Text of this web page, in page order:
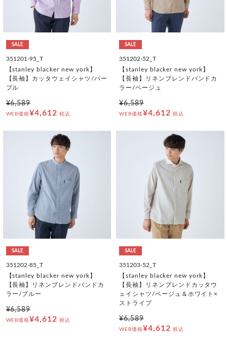
SALE
351201-95_T
【stanley blacker new york】
【長袖】カッタウェイシャツ/パー
プル
¥6,589
WEB価格¥4,612 税込
SALE
351202-52_T
【stanley blacker new york】
【長袖】リネンブレンドバンドカ
ラー/ベージュ
¥6,589
WEB価格¥4,612 税込
SALE
351202-85_T
【stanley blacker new york】
【長袖】リネンブレンドバンドカ
ラー/ブルー
¥6,589
WEB価格¥4,612 税込
SALE
351203-52_T
【stanley blacker new york】
【長袖】リネンブレンドカッタウ
ェイシャツ/ベージュ＆ホワイト×
ストライプ
¥6,589
WEB価格¥4,612 税込